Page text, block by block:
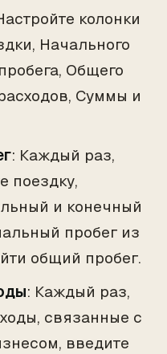
колонки
Начального
Общего
Суммы и
: Каждый раз,
поездку,
и конечный
пробег из
общий пробег.
: Каждый раз,
связанные с
введите